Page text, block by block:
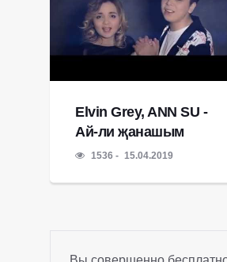
Elvin Grey, ANN SU -
Ай-ли җанашым
1536 15.04.2019